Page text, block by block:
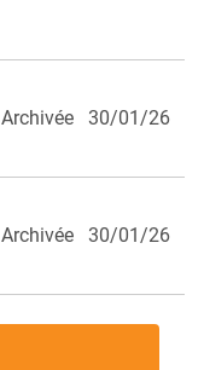
Archivée 30/01/26
Archivée 30/01/26